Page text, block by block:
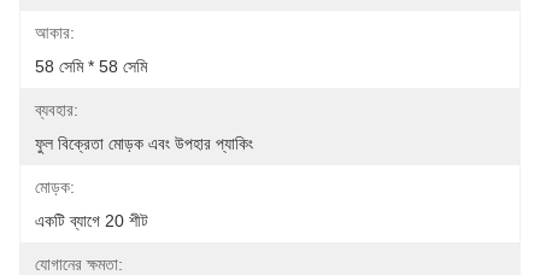
আকার:
58 সেমি * 58 সেমি
ব্যবহার:
ফুল বিক্রেতা মোড়ক এবং উপহার প্যাকিং
মোড়ক:
একটি ব্যাগে 20 শীট
যোগানের ক্ষমতা: